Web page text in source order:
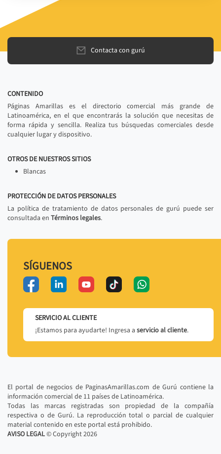
Contacta con gurú
CONTENIDO
Páginas Amarillas es el directorio comercial más grande de
Latinoamérica, en el que encontrarás la solución que necesitas de
forma rápida y sencilla. Realiza tus búsquedas comerciales desde
cualquier lugar y dispositivo.
OTROS DE NUESTROS SITIOS
Blancas
PROTECCIÓN DE DATOS PERSONALES
La política de tratamiento de datos personales de gurú puede ser
consultada en Términos legales.
SÍGUENOS
SERVICIO AL CLIENTE
¡Estamos para ayudarte! Ingresa a servicio al cliente.
El portal de negocios de PaginasAmarillas.com de Gurú contiene la
información comercial de 11 países de Latinoamérica.
Todas las marcas registradas son propiedad de la compañía
respectiva o de Gurú. La reproducción total o parcial de cualquier
material contenido en este portal está prohibido.
AVISO LEGAL© Copyright2026